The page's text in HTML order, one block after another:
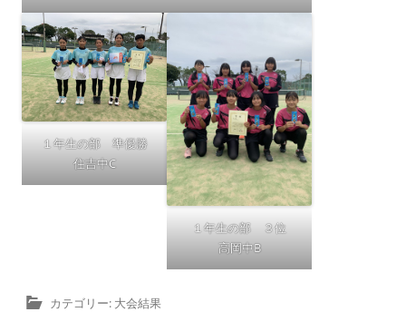
１年生の部 準優勝
住吉中C
１年生の部 ３位
高岡中B
カテゴリー: 大会結果